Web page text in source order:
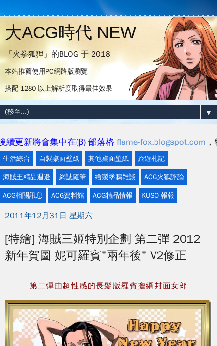
大ACG時代 NEW
「火拳狐狸」的BLOG 于 2018
本站推薦使用PC網路版瀏覽
搭配 1280 以上解析度取得最佳效果
▼
新將會集中在(β) 部落格flame-fox.blogspot.com，特此
生活綜合 自製桌面壁紙 其他桌面壁紙 旅遊札記
海賊王精品週邊 網誌隨筆 繪製塗鴉雜談 ACG火狐評論
ACG相關訊息 ACG資料館 ACG精品情報 KUSO 報報
2011年12月31日 星期六
[特繪] 海賊三姬特別企劃 第二彈 2012
新年賀圖 妮可羅賓"兩年後" V2修正
第二彈由超性感的長髮版羅賓擔綱封面女郎